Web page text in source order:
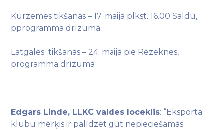
Kurzemes tikšanās – 17. maijā plkst. 16.00 Saldū,
pprogrammadrīzumā
Latgales tikšanās – 24. maijā pie Rēzeknes,
programmadrīzumā
Edgars Linde, LLKC valdes loceklis: “Eksporta
klubu mērķis ir palīdzēt gūt nepieciešamās